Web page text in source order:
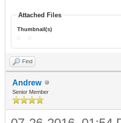
Attached Files
Thumbnail(s)
Find
Andrew
Senior Member